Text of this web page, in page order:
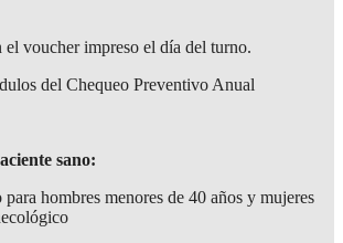
el voucher impreso el día del turno.
del Chequeo Preventivo Anual
sano:
para hombres menores de 40 años y mujeres